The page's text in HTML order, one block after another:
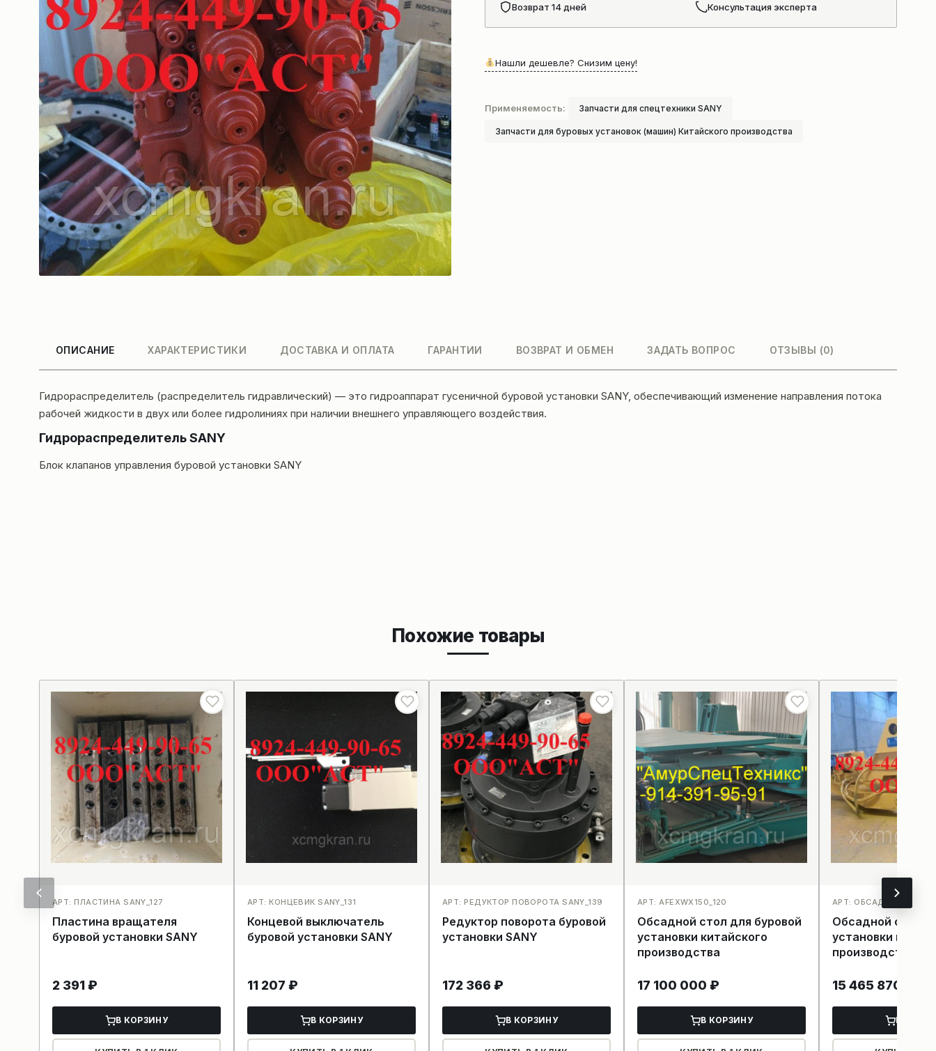
Возврат 14 дней
Консультация эксперта
Нашли дешевле? Снизим цену!
Применяемость: Запчасти для спецтехники SANY
Запчасти для буровых установок (машин) Китайского производства
ОПИСАНИЕ ХАРАКТЕРИСТИКИ ДОСТАВКА И ОПЛАТА ГАРАНТИИ ВОЗВРАТ И ОБМЕН ЗАДАТЬ ВОПРОС ОТЗЫВЫ (0)
Гидрораспределитель (распределитель гидравлический) — это гидроаппарат гусеничной буровой установки SANY, обеспечивающий изменение направления потока
рабочей жидкости в двух или более гидролиниях при наличии внешнего управляющего воздействия.
Гидрораспределитель SANY
Блок клапанов управления буровой установки SANY
Похожие товары
АРТ: ПЛАСТИНА SANY_127
Пластина вращателя
буровой установки SANY
2 391₽
В КОРЗИНУ
АРТ: КОНЦЕВИК SANY_131
Концевой выключатель
буровой установки SANY
11 207 ₽
В КОРЗИНУ
АРТ: РЕДУКТОР ПОВОРОТА SANY_139
Редуктор поворота буровой
установки SANY
172 366 ₽
В КОРЗИНУ
АРТ: AFEXWX150_120
Обсадной стол для буровой
установки китайского
производства
17 100 000 ₽
В КОРЗИНУ
АРТ: ОБСАДНОЙ
Обсадной стол
установки
производства
15 465 870
В